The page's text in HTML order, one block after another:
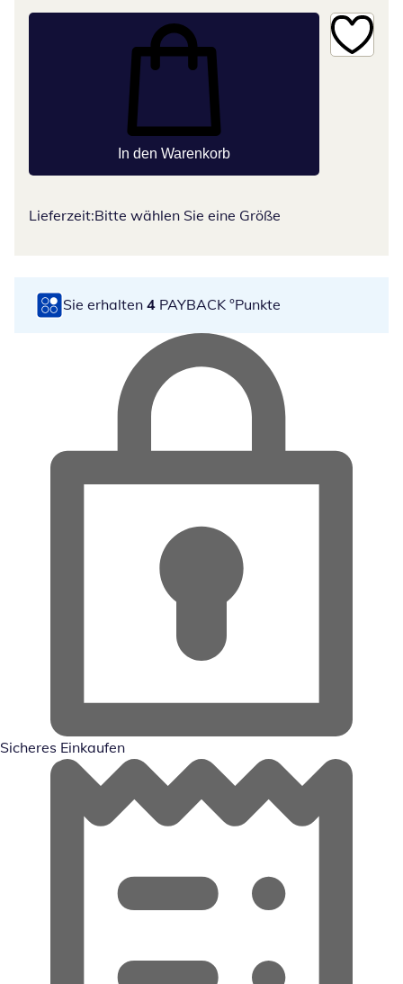
In den Warenkorb
Lieferzeit:Bitte wählen Sie eine Größe
Sie erhalten 4 PAYBACK °Punkte
Sicheres Einkaufen